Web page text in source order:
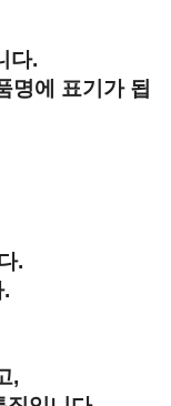
다.
명에 표기가 됩
.
,